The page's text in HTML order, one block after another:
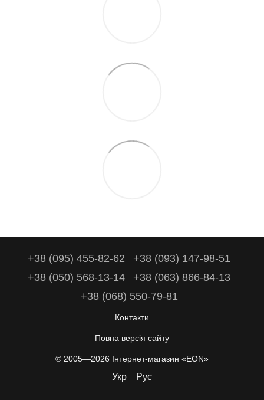
+38 (095) 455-82-62
+38 (093) 147-98-51
+38 (050) 568-13-14
+38 (063) 866-84-13
+38 (068) 550-79-81
Контакти
Повна версія сайту
© 2005—2026 Інтернет-магазин «EON»
Укр Рус